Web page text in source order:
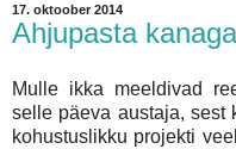
17. oktoober 2014
Ahjupasta kanaga
Mulle ikka meeldivad
selle päeva austaja, sest
kohustuslikku projekti